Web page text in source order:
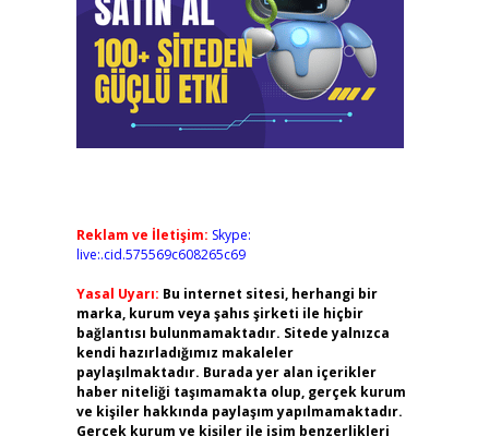
Reklam ve İletişim: Skype:
live:.cid.575569c608265c69
Yasal Uyarı: Bu internet sitesi, herhangi bir
marka, kurum veya şahıs şirketi ile hiçbir
bağlantısı bulunmamaktadır. Sitede yalnızca
kendi hazırladığımız makaleler
paylaşılmaktadır. Burada yer alan içerikler
haber niteliği taşımamakta olup, gerçek kurum
ve kişiler hakkında paylaşım yapılmamaktadır.
Gerçek kurum ve kişiler ile isim benzerlikleri